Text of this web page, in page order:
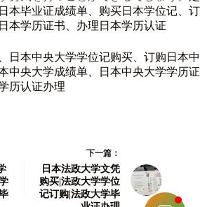
本毕业证成绩单、购买日本学位记、订
本学历证书、办理日本学历认证
日本中央大学学位记购买、订购日本中
中央大学成绩单、日本中央大学学历证
历认证办理
下一篇：
日本法政大学文凭
购买|法政大学学位
记订购|法政大学毕